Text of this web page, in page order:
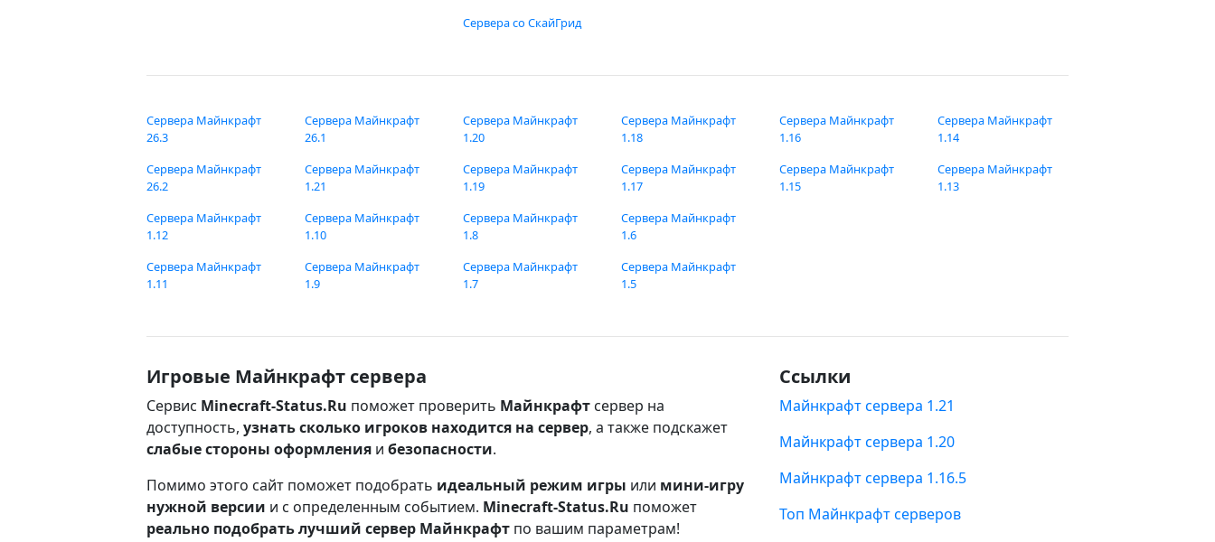
Сервера со СкайГрид
Сервера Майнкрафт
26.3
Сервера Майнкрафт
26.2
Сервера Майнкрафт
26.1
Сервера Майнкрафт
1.21
Сервера Майнкрафт
1.20
Сервера Майнкрафт
1.19
Сервера Майнкрафт
1.18
Сервера Майнкрафт
1.17
Сервера Майнкрафт
1.16
Сервера Майнкрафт
1.15
Сервера Майнкрафт
1.14
Сервера Майнкрафт
1.13
Сервера Майнкрафт
1.12
Сервера Майнкрафт
1.11
Сервера Майнкрафт
1.10
Сервера Майнкрафт
1.9
Сервера Майнкрафт
1.8
Сервера Майнкрафт
1.7
Сервера Майнкрафт
1.6
Сервера Майнкрафт
1.5
Игровые Майнкрафт сервера
Сервис Minecraft-Status.Ru поможет проверить Майнкрафт сервер на
доступность, узнать сколько игроков находится на сервер, а также подскажет
слабые стороны оформления и безопасности.
Помимо этого сайт поможет подобрать идеальный режим игры или мини-игру
нужной версии и с определенным событием. Minecraft-Status.Ru поможет
реально подобрать лучший сервер Майнкрафт по вашим параметрам!
Ссылки
Майнкрафт сервера 1.21
Майнкрафт сервера 1.20
Майнкрафт сервера 1.16.5
Топ Майнкрафт серверов